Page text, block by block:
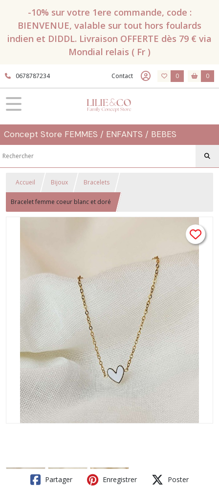
-10% sur votre 1ere commande, code :
BIENVENUE, valable sur tout hors foulards
indien et DIDDL. Livraison OFFERTE dès 79 € via
Mondial relais ( Fr )
0678787234 Contact 0 0
Concept Store FEMMES / ENFANTS / BEBES
Accueil Bijoux Bracelets
Bracelet femme coeur blanc et doré
Partager Enregistrer Poster